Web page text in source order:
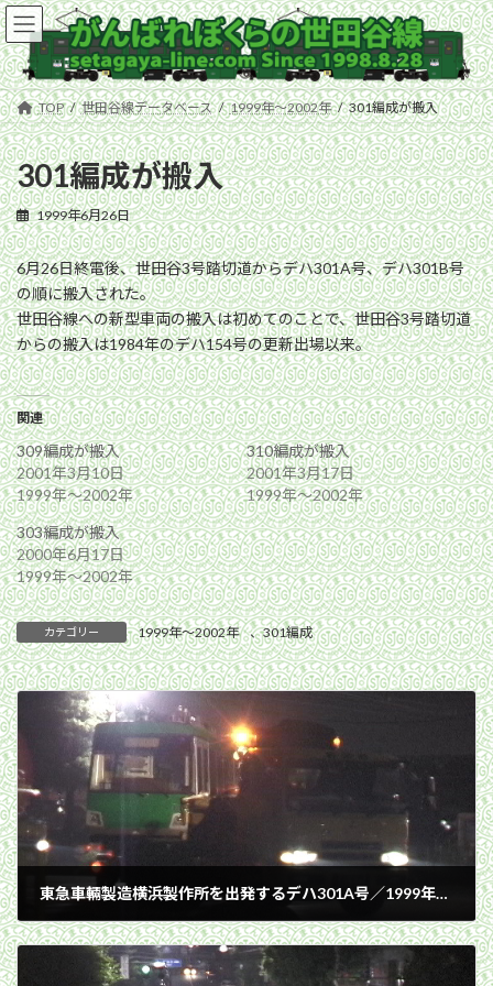
コ
ン
テ
ン
ツ
へ
ス
キ
ッ
プ
ナ
ビ
ゲ
ー
シ
ョ
ン
に
移
動
TOP 世田谷線データベース 1999年〜2002年 301編成が搬入
301編成が搬入
1999年6月26日
6月26日終電後、世田谷3号踏切道からデハ301A号、デハ301B号
の順に搬入された。
世田谷線への新型車両の搬入は初めてのことで、世田谷3号踏切道
からの搬入は1984年のデハ154号の更新出場以来。
関連
309編成が搬入
2001年3月10日
1999年〜2002年
310編成が搬入
2001年3月17日
1999年〜2002年
303編成が搬入
2000年6月17日
1999年〜2002年
カテゴリー 1999年〜2002年 、301編成
東急車輛製造横浜製作所を出発するデハ301A号／1999年6月26日 東急車輛製造横浜製作所
1999年6月26日